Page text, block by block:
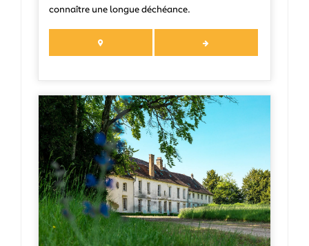
connaître une longue déchéance.